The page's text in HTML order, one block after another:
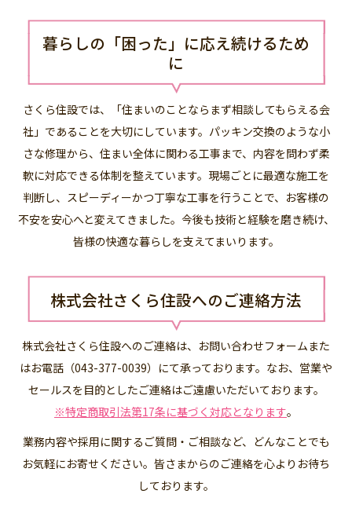
暮らしの「困った」に応え続けるため
に
さくら住設では、「住まいのことならまず相談してもらえる会
社」であることを大切にしています。パッキン交換のような小
さな修理から、住まい全体に関わる工事まで、内容を問わず柔
軟に対応できる体制を整えています。現場ごとに最適な施工を
判断し、スピーディーかつ丁寧な工事を行うことで、お客様の
不安を安心へと変えてきました。今後も技術と経験を磨き続け、
皆様の快適な暮らしを支えてまいります。
株式会社さくら住設へのご連絡方法
株式会社さくら住設へのご連絡は、お問い合わせフォームまた
はお電話（043-377-0039）にて承っております。なお、営業や
セールスを目的としたご連絡はご遠慮いただいております。
※特定商取引法第17条に基づく対応となります。
業務内容や採用に関するご質問・ご相談など、どんなことでも
お気軽にお寄せください。皆さまからのご連絡を心よりお待ち
しております。